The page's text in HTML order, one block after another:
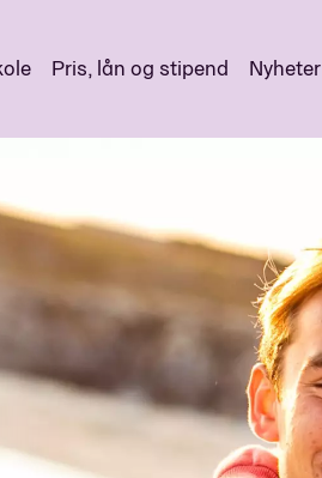
Pris, lån og stipend Nyheter